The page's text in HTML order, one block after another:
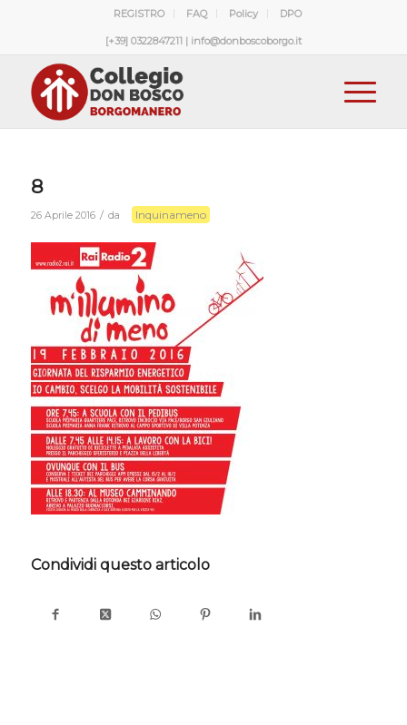
REGISTRO FAQ Policy DPO
[+39] 0322847211 | info@donboscoborgo.it
8
26 Aprile 2016 / da Inquinameno
Condividi questo articolo